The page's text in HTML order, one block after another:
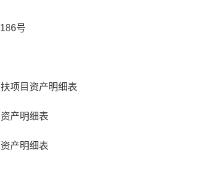
号
项目资产明细表
产明细表
产明细表